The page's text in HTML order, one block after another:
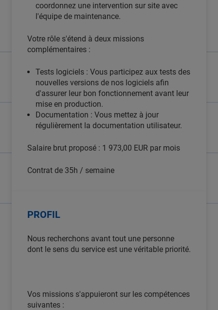
coordonnez une intervention sur site avec
l'équipe de maintenance.
Votre rôle s'étend à deux missions
complémentaires :
Tests logiciels : Vous participez aux tests des
nouvelles versions de nos logiciels afin
d'assurer leur bon fonctionnement avant leur
mise en production.
Documentation : Vous mettez à jour
régulièrement la documentation utilisateur.
Salaire brut proposé : 1 973,00 EUR par mois
Contrat de 35h / semaine
PROFIL
Nous recherchons avant tout une personne
dont le sens du service est une véritable priorité.
Vos missions s'appuieront sur les compétences
suivantes :